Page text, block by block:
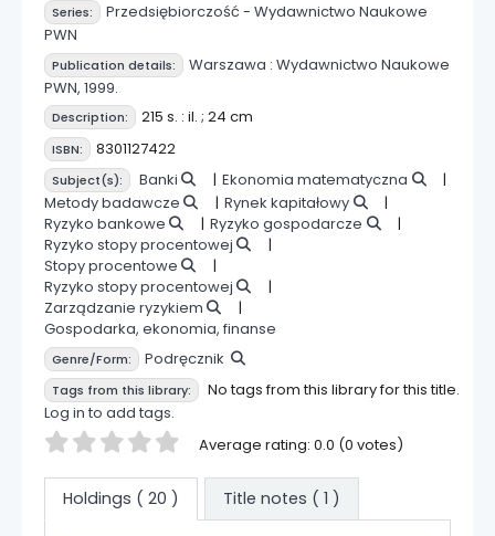
Series:
Przedsiębiorczość - Wydawnictwo Naukowe
PWN
Publication details: Warszawa : Wydawnictwo Naukowe
PWN, 1999.
Description: 215 s. : il. ; 24 cm
ISBN: 8301127422
Subject(s): Banki
Ekonomia matematyczna
Metody badawcze
Rynek kapitałowy
Ryzyko bankowe
Ryzyko gospodarcze
Ryzyko stopy procentowej
Stopy procentowe
Ryzyko stopy procentowej
Zarządzanie ryzykiem
Gospodarka, ekonomia, finanse
Genre/Form: Podręcznik
Tags from this library:
No tags from this library for this title.
Log in to add tags.
Star ratings Average rating: 0.0 (0 votes)
Holdings ( 20 ) Title notes ( 1 )